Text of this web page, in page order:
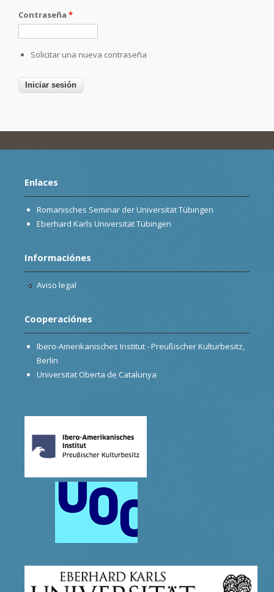
Contraseña *
Solicitar una nueva contraseña
Enlaces
Romanisches Seminar der Universität Tübingen
Eberhard Karls Universität Tübingen
Informaciónes
Aviso legal
Cooperaciónes
Ibero-Amerikanisches Institut - Preußischer Kulturbesitz,
Berlin
Universitat Oberta de Catalunya